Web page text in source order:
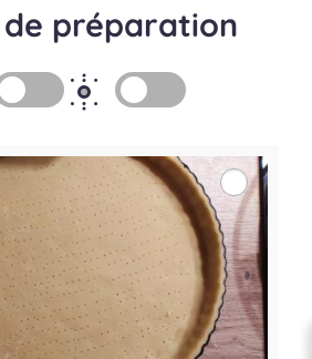
de préparation